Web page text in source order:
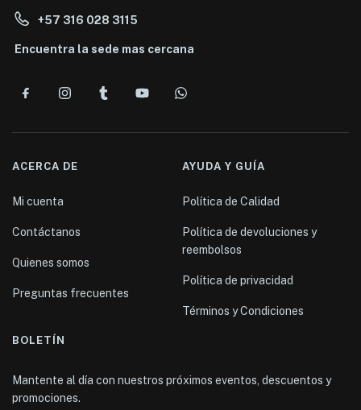
+57 316 028 3115
Encuentra la sede mas cercana
ACERCA DE
Mi cuenta
Contáctanos
Quienes somos
Preguntas frecuentes
AYUDA Y GUÍA
Política de Calidad
Política de devoluciones y
reembolsos
Política de privacidad
Términos y Condiciones
BOLETÍN
Mantente al día con nuestros próximos eventos, descuentos y
promociones.